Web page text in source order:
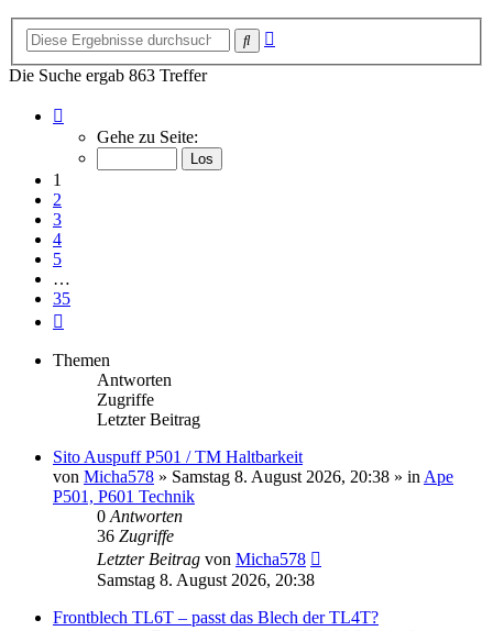
Suche
Die Suche ergab 863 Treffer
von
Gehe zu Seite:
1
2
3
4
5
…
35
Themen
Antworten
Zugriffe
Letzter Beitrag
Sito Auspuff P501 / TM Haltbarkeit
von Micha578 » Samstag 8. August 2026, 20:38 » in Ape
P501, P601 Technik
0 Antworten
36 Zugriffe
Letzter Beitrag von Micha578
Samstag 8. August 2026, 20:38
Frontblech TL6T – passt das Blech der TL4T?